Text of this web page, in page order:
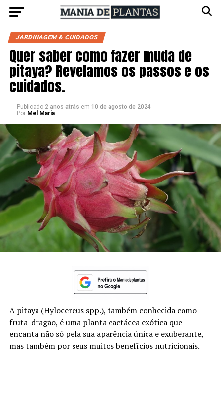
JARDINAGEM & CUIDADOS
Quer saber como fazer muda de
pitaya? Revelamos os passos e os
cuidados.
Publicado 2 anos atrás em 10 de agosto de 2024
Por Mel Maria
A pitaya (Hylocereus spp.), também conhecida como
fruta-dragão, é uma planta cactácea exótica que
encanta não só pela sua aparência única e exuberante,
mas também por seus muitos benefícios nutricionais.